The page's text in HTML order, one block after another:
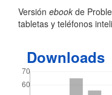
Versión ebook de
tabletas y teléfonos
Downloads